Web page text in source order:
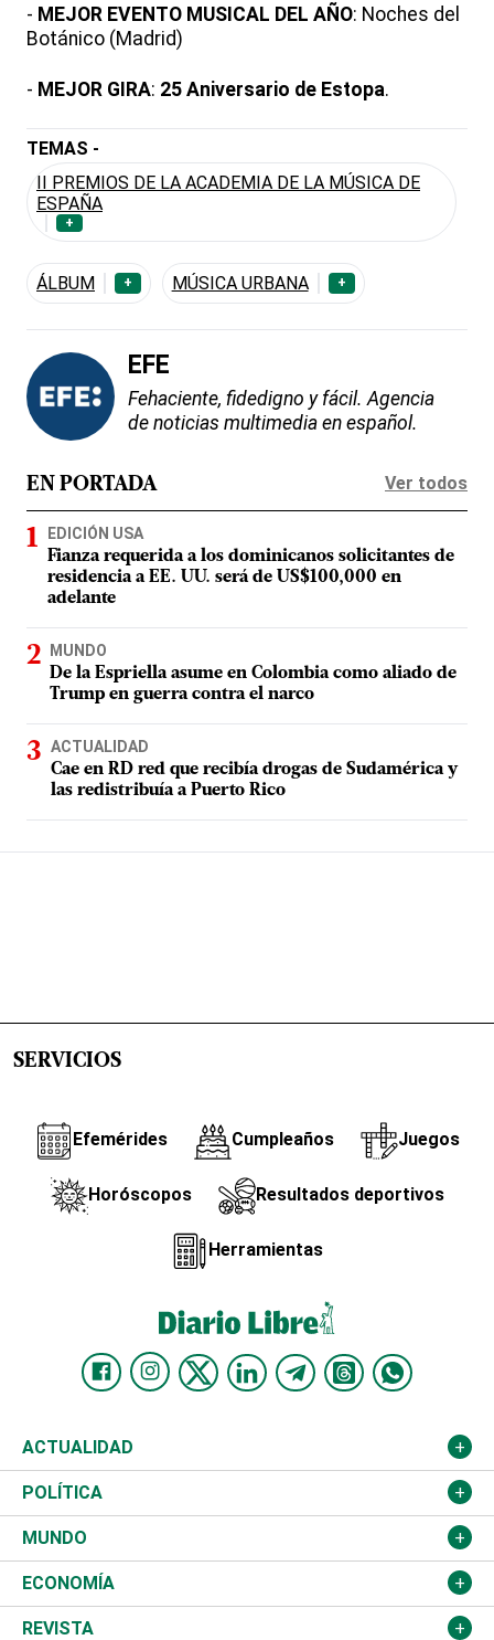
- MEJOR EVENTO MUSICAL DEL AÑO: Noches del
Botánico (Madrid)
- MEJOR GIRA: 25 Aniversario de Estopa.
TEMAS -
II PREMIOS DE LA ACADEMIA DE LA MÚSICA DE
ESPAÑA
+
ÁLBUM + MÚSICA URBANA +
EFE
Fehaciente, fidedigno y fácil. Agencia
de noticias multimedia en español.
EN PORTADA Ver todos
EDICIÓN USA
Fianza requerida a los dominicanos solicitantes de
residencia a EE. UU. será de US$100,000 en
adelante
MUNDO
De la Espriella asume en Colombia como aliado de
Trump en guerra contra el narco
ACTUALIDAD
Cae en RD red que recibía drogas de Sudamérica y
las redistribuía a Puerto Rico
SERVICIOS
Efemérides Cumpleaños Juegos
Horóscopos Resultados deportivos
Herramientas
ACTUALIDAD
Nacional
Ciudad
Educación
Salud
POLÍTICA
Partidos
JCE
TSE
MUNDO
Estados Unidos
América Latina
ECONOMÍA
Finanzas
REVISTA